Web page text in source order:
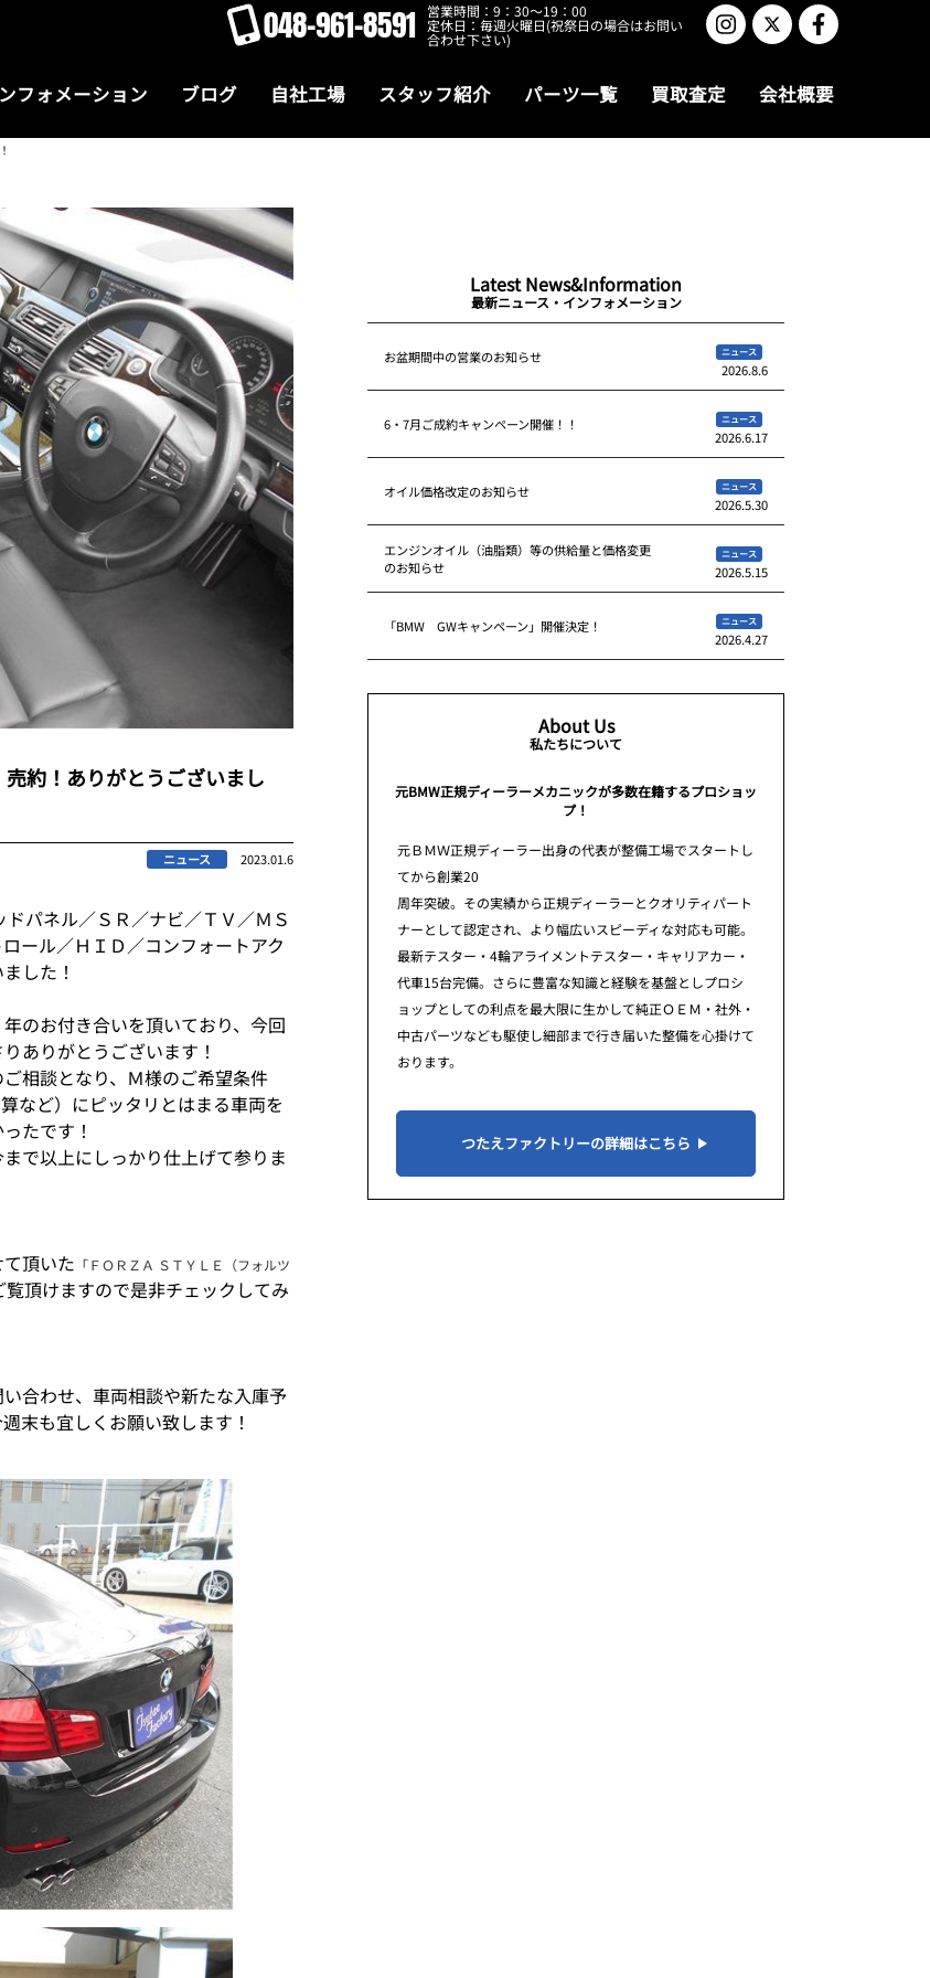
048-961-8591 営業時間：9：30～19：00
定休日：毎週火曜日(祝祭日の場合はお問い
合わせ下さい)
フォメーション ブログ 自社工場 スタッフ紹介 パーツ一覧 買取査定 会社概要
！ありがとうございまし
ニュース 2023.01.6
パネル／ＳＲ／ナビ／ＴＶ／ＭＳ
ール／ＨＩＤ／コンフォートアク
した！
のお付き合いを頂いており、今回
ありがとうございます！
相談となり、Ｍ様のご希望条件
など）にピッタリとはまる車両を
たです！
で以上にしっかり仕上げて参りま
頂いた 「ＦＯＲＺＡ ＳＴＹＬＥ（フォルツ
覧頂けますので是非チェックしてみ
合わせ、車両相談や新たな入庫予
末も宜しくお願い致します！
Latest News&Information
最新ニュース・インフォメーション
お盆期間中の営業のお知らせ ニュース
2026.8.6
6・7月ご成約キャンペーン開催！！ ニュース
2026.6.17
オイル価格改定のお知らせ ニュース
2026.5.30
エンジンオイル（油脂類）等の供給量と価格変更
のお知らせ
ニュース
2026.5.15
「BMW GWキャンペーン」開催決定！ ニュース
2026.4.27
About Us
私たちについて
元BMW正規ディーラーメカニックが多数在籍するプロショッ
プ！
元ＢＭＷ正規ディーラー出身の代表が整備工場でスタートし
てから創業20
周年突破。その実績から正規ディーラーとクオリティパート
ナーとして認定され、より幅広いスピーディな対応も可能。
最新テスター・4輪アライメントテスター・キャリアカー・
代車15台完備。さらに豊富な知識と経験を基盤としプロシ
ョップとしての利点を最大限に生かして純正ＯＥＭ・社外・
中古パーツなども駆使し細部まで行き届いた整備を心掛けて
おります。
つたえファクトリーの詳細はこちら